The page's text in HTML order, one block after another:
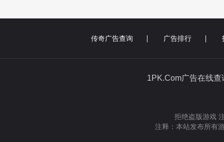
传奇广告查询 广告排行
1PK.Com广告在
拒绝盗版游戏
注释：本站发布所有